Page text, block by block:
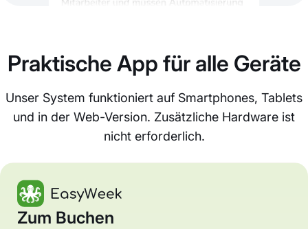
Praktische App für alle Geräte
Unser System funktioniert auf Smartphones, Tablets
und in der Web-Version. Zusätzliche Hardware ist
nicht erforderlich.
Zum Buchen